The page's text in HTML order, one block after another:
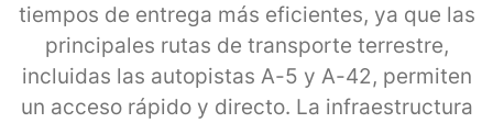
tiempos de entrega más eficientes, ya que las
principales rutas de transporte terrestre,
incluidas las autopistas A-5 y A-42, permiten
un acceso rápido y directo. La infraestructura